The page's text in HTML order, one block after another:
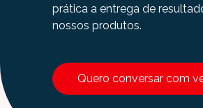
prática a entrega de
nossos produtos.
Quero conversar com